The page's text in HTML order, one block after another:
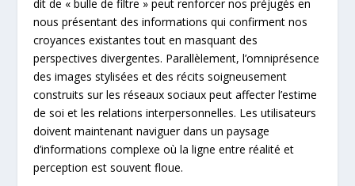
dit de « bulle de filtre » peut renforcer nos préjugés en
nous présentant des informations qui confirment nos
croyances existantes tout en masquant des
perspectives divergentes. Parallèlement, l’omniprésence
des images stylisées et des récits soigneusement
construits sur les réseaux sociaux peut affecter l’estime
de soi et les relations interpersonnelles. Les utilisateurs
doivent maintenant naviguer dans un paysage
d’informations complexe où la ligne entre réalité et
perception est souvent floue.